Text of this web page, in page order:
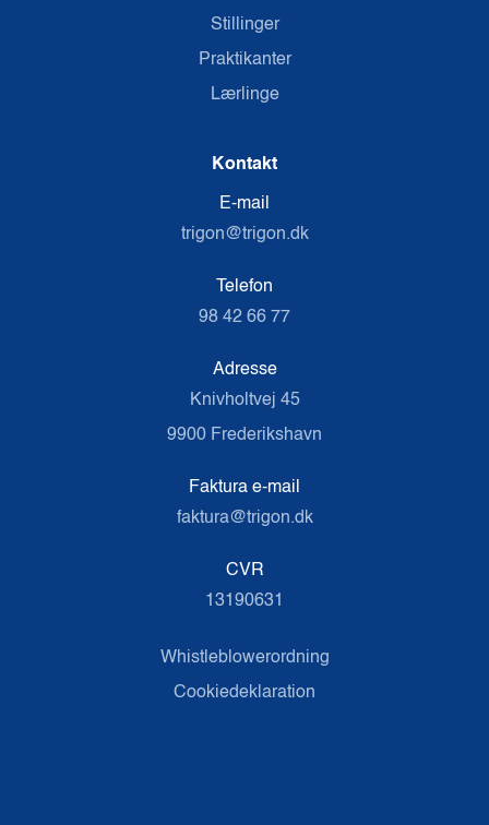
Stillinger
Praktikanter
Lærlinge
Kontakt
E-mail
trigon@trigon.dk
Telefon
98 42 66 77
Adresse
Knivholtvej 45
9900 Frederikshavn
Faktura e-mail
faktura@trigon.dk
CVR
13190631
Whistleblowerordning
Cookiedeklaration